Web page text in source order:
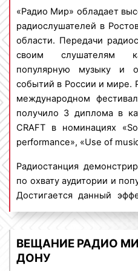
в Ростове-на-Дону
Рекламные ролики на
Дону бывают следующих
1) спот– текст,
несколько ведущих.
записан и озвучен
сопровождение при
обязательным.
рекламной информации
Пример спотового
Мир»:
Дону
Реклама на
радио
Ростов-на-
Дону
Реклама на
радио
Дону
радио
Ростов-на-
Реклама на
«Радио Мир» обладает
радиослушателей в
области. Передачи
своим слушателям
популярную музыку и
событий в России и мире.
международном
получило 3 диплома в
CRAFT в номинациях
performance», «Use of
Радиостанция
по охвату аудитории и
Достигается данный
качеству
интерактивному
Мир» по праву
популярных
ВЕЩАНИЕ РАДИО
ДОНУ